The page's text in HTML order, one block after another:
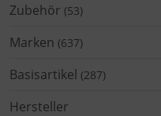
Zubehör (53)
Marken (637)
Basisartikel (287)
Hersteller